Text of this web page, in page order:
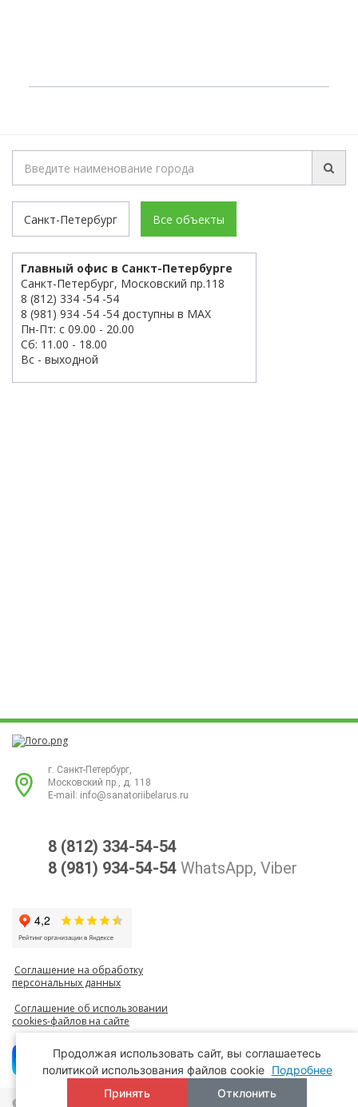
Санкт-Петербург Все объекты
Главный офис в Санкт-Петербурге
Санкт-Петербург, Московский пр.118
8 (812) 334 -54 -54
8 (981) 934 -54 -54 доступны в MAX
Пн-Пт: с 09.00 - 20.00
Сб: 11.00 - 18.00
Вс - выходной
г. Санкт-Петербург,
Московский пр., д. 118
E-mail: info@sanatoriibelarus.ru
8 (812) 334-54-54
8 (981) 934-54-54WhatsApp, Viber
Соглашение на обработку
персональных данных
Соглашение об использовании
cookies-файлов на сайте
© Все права защищены. Информация сайта защищена законом об
Продолжая использовать сайт, вы соглашаетесь
политикой использования файлов cookie Подробнее
Принять
Отклонить